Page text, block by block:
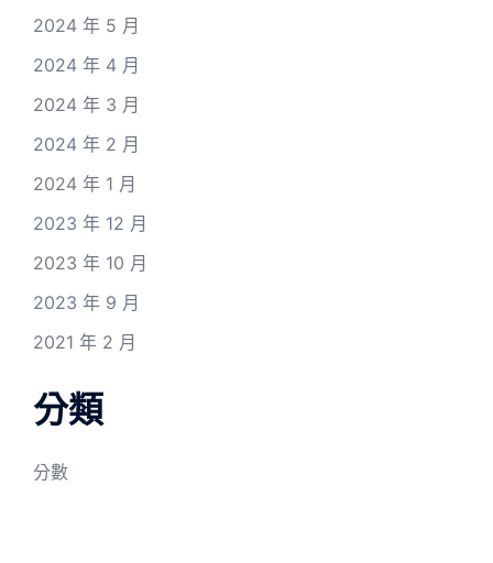
2024 年 5 月
2024 年 4 月
2024 年 3 月
2024 年 2 月
2024 年 1 月
2023 年 12 月
2023 年 10 月
2023 年 9 月
2021 年 2 月
分類
分數